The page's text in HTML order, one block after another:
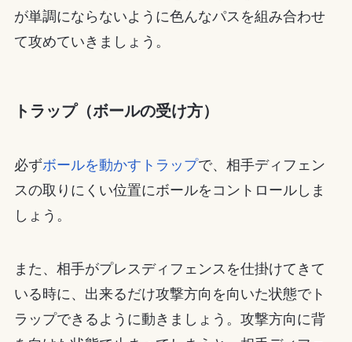
が単調にならないように色んなパスを組み合わせ
て攻めていきましょう。
トラップ（ボールの受け方）
必ずボールを動かすトラップで、相手ディフェン
スの取りにくい位置にボールをコントロールしま
しょう。
また、相手がプレスディフェンスを仕掛けてきて
いる時に、出来るだけ攻撃方向を向いた状態でト
ラップできるように動きましょう。攻撃方向に背